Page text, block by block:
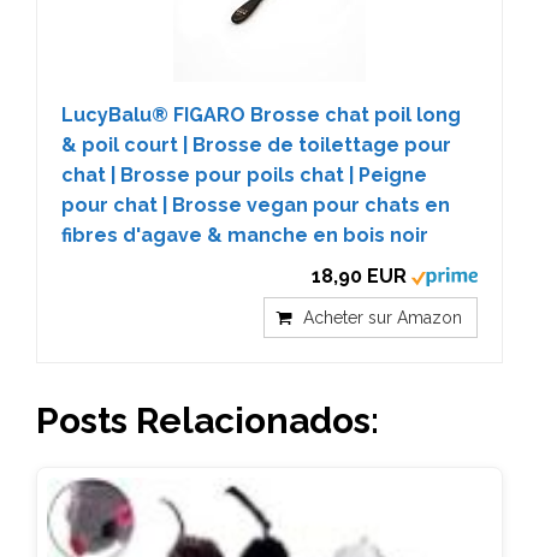
LucyBalu® FIGARO Brosse chat poil long
& poil court | Brosse de toilettage pour
chat | Brosse pour poils chat | Peigne
pour chat | Brosse vegan pour chats en
fibres d'agave & manche en bois noir
18,90 EUR
Acheter sur Amazon
Posts Relacionados: